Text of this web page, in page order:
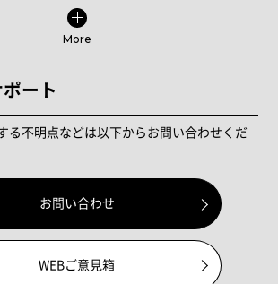
More
ート
る不明点などは以下からお問い合わせくだ
お問い合わせ
WEBご意見箱